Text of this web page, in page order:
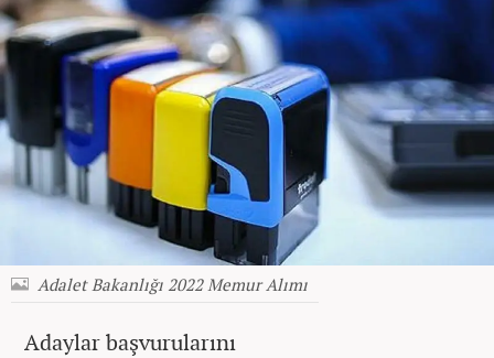
Adalet Bakanlığı 2022 Memur Alımı
Adaylar başvurularını